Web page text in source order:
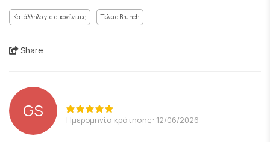
Κατάλληλο για οικογένειες Τέλειο Brunch
Share
GS Ημερομηνία κράτησης: 12/06/2026